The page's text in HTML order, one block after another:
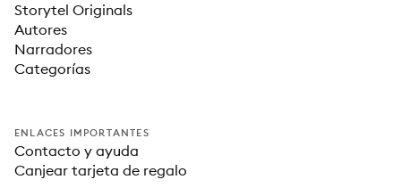
Storytel Originals
Autores
Narradores
Categorías
ENLACES IMPORTANTES
Contacto y ayuda
Canjear tarjeta de regalo